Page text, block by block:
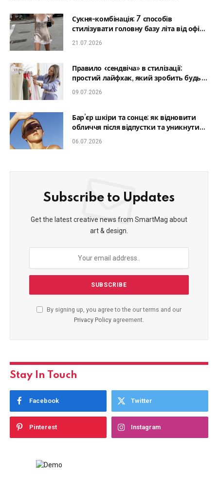
Сукня-комбінація: 7 способів
стилізувати головну базу літа від офісу
до романтичної вечері
21.07.2026
Правило «сендвіча» в стилізації:
простий лайфхак, який зробить будь-
який образ гармонійним
09.07.2026
Бар’єр шкіри та сонце: як відновити
обличчя після відпустки та уникнути
фотостаріння
06.07.2026
Subscribe to Updates
Get the latest creative news from SmartMag about
art & design.
By signing up, you agree to the our terms and our
Privacy Policy agreement.
Stay In Touch
Facebook Twitter
Pinterest Instagram